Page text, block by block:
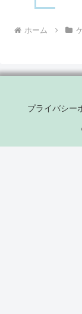
ホーム
プライバシー